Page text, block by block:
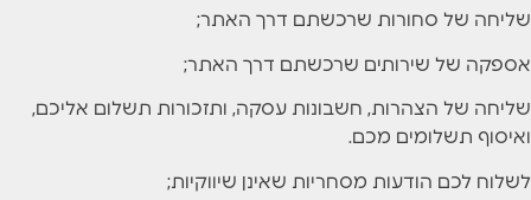
שליחה של סחורות שרכשתם דרך האתר;
אספקה של שירותים שרכשתם דרך האתר;
שליחה של הצהרות, חשבונות עסקה, ותזכורות תשלום אליכם,
ואיסוף תשלומים מכם.
לשלוח לכם הודעות מסחריות שאינן שיווקיות;